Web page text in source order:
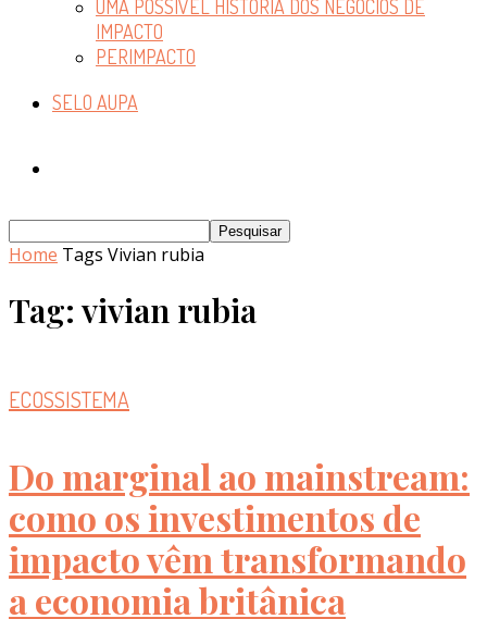
UMA POSSÍVEL HISTÓRIA DOS NEGÓCIOS DE
IMPACTO
PERIMPACTO
SELO AUPA
Home Tags Vivian rubia
Tag: vivian rubia
ECOSSISTEMA
Do marginal ao mainstream:
como os investimentos de
impacto vêm transformando
a economia britânica